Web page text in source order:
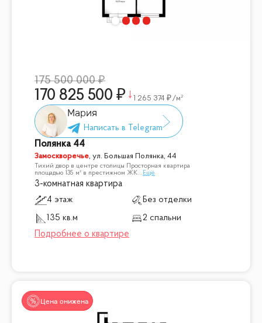
175 500 000
170 825 500 1 265 374 /м²
Мария
Полянка 44
Замоскворечье,ул. Большая Полянка, 44
Тихий двор в центре столицы Просторная квартира
площадью 135 м² в престижном ЖК... Ещё
3-комнатная квартира
4 этаж
Без отделки
135 кв.м
2 спальни
Цена снижена